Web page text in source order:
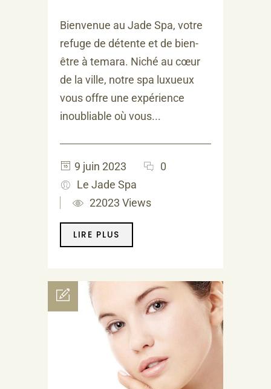
Bienvenue au Jade Spa, votre
refuge de détente et de bien-
être à temara. Niché au cœur
de la ville, notre spa luxueux
vous offre une expérience
inoubliable où vous...
9 juin 2023
0
Le Jade Spa
22023 Views
LIRE PLUS